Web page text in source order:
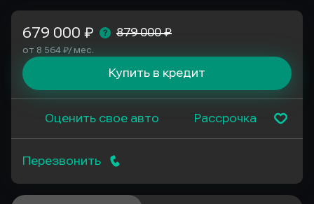
679 000 ₽ 879 000 ₽
от 8 564 ₽/ мес.
Купить в кредит
Оценить свое авто Рассрочка
Перезвонить